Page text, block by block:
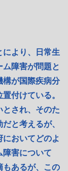
より、日常生
障害が問題と
構が国際疾病分
付けている。
とされ、そのた
と考えるが、
おいてどのよ
障害について
もあるが、この